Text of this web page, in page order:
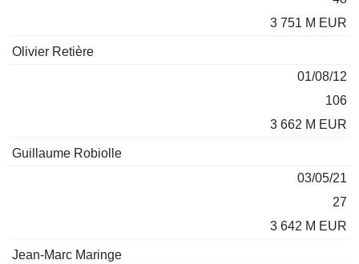
3 751 M EUR
Olivier Retière
01/08/12
106
3 662 M EUR
Guillaume Robiolle
03/05/21
27
3 642 M EUR
Jean-Marc Maringe